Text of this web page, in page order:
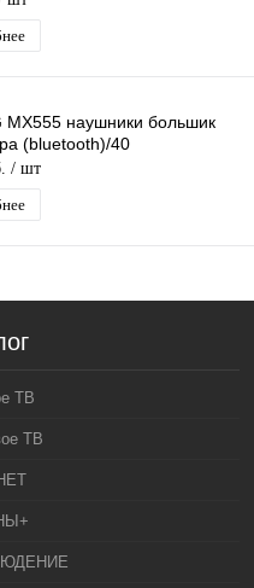
MX555 наушники большик
(bluetooth)/40
/ шт
ТВ
ТВ